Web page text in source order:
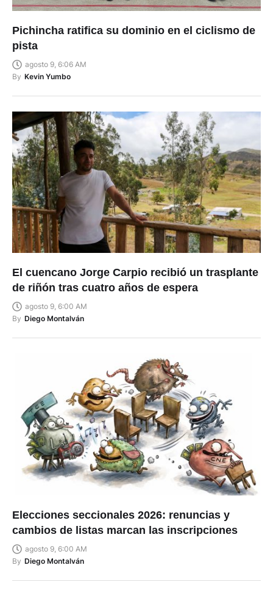
Pichincha ratifica su dominio en el ciclismo de
pista
agosto 9, 6:06 AM
By Kevin Yumbo
El cuencano Jorge Carpio recibió un trasplante
de riñón tras cuatro años de espera
agosto 9, 6:00 AM
By Diego Montalván
Elecciones seccionales 2026: renuncias y
cambios de listas marcan las inscripciones
agosto 9, 6:00 AM
By Diego Montalván